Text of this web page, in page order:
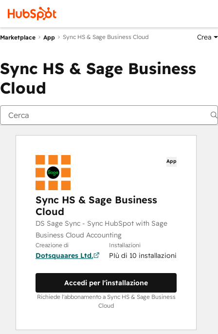
Marketplace App Sync HS & Sage Business Cloud Crea
Sync HS & Sage Business
Cloud
App
Sync HS & Sage Business
Cloud
DS Sage Sync - Sync HubSpot with Sage
Business Cloud Accounting
Creazione di
Dotsquaares Ltd.
Installazioni
PIù di 10 installazioni
Accedi per l'installazione
Richiede l'abbonamento a Sync HS & Sage Business
Cloud